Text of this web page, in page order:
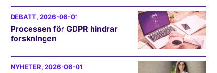
DEBATT, 2026-06-01
Processen för GDPR hindrar
forskningen
NYHETER, 2026-06-01